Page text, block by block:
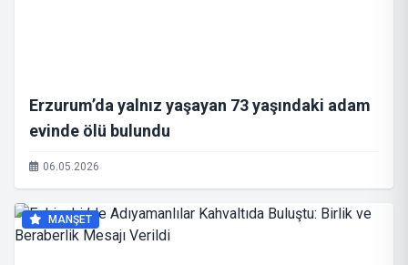
Erzurum’da yalnız yaşayan 73 yaşındaki adam
evinde ölü bulundu
06.05.2026
MANŞET